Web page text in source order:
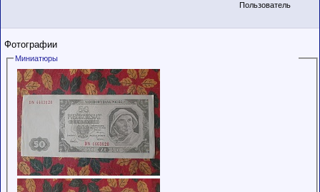
Пользователь
Фотографии
Миниатюры